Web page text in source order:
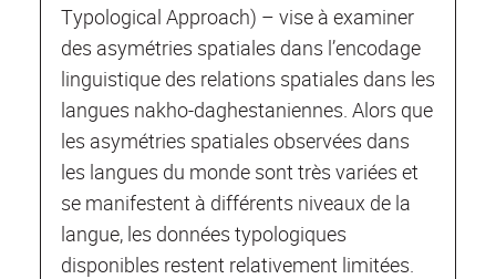
Typological Approach) – vise à examiner
des asymétries spatiales dans l’encodage
linguistique des relations spatiales dans les
langues nakho-daghestaniennes. Alors que
les asymétries spatiales observées dans
les langues du monde sont très variées et
se manifestent à différents niveaux de la
langue, les données typologiques
disponibles restent relativement limitées.